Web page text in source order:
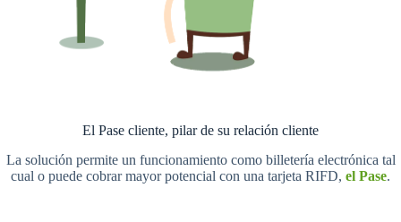
El Pase cliente, pilar de su relación cliente
La solución permite un funcionamiento como billetería electrónica tal
cual o puede cobrar mayor potencial con una tarjeta RIFD, el Pase.